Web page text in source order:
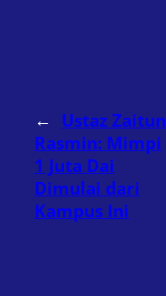
← Ustaz Zaitun
Rasmin: Mimpi
1 Juta Dai
Dimulai dari
Kampus Ini